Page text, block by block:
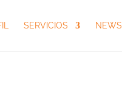
SERVICIOS NEWS